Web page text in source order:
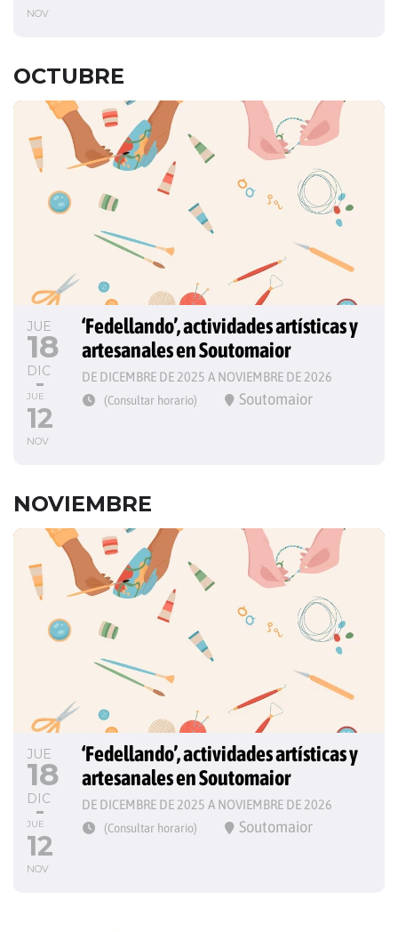
NOV
OCTUBRE
JUE
18
DIC
JUE
12
NOV
‘Fedellando’, actividades artísticas y
artesanales en Soutomaior
DE DICEMBRE DE 2025 A NOVIEMBRE DE 2026
(Consultar horario) Soutomaior
NOVIEMBRE
JUE
18
DIC
JUE
12
NOV
‘Fedellando’, actividades artísticas y
artesanales en Soutomaior
DE DICEMBRE DE 2025 A NOVIEMBRE DE 2026
(Consultar horario) Soutomaior